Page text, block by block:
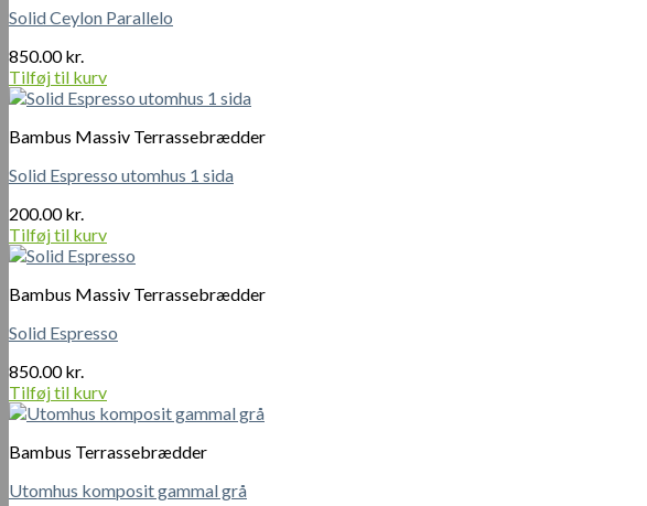
Solid Ceylon Parallelo
850.00kr.
Tilføj til kurv
Bambus Massiv Terrassebrædder
Solid Espresso utomhus 1 sida
200.00kr.
Tilføj til kurv
Bambus Massiv Terrassebrædder
Solid Espresso
850.00kr.
Tilføj til kurv
Bambus Terrassebrædder
Utomhus komposit gammal grå